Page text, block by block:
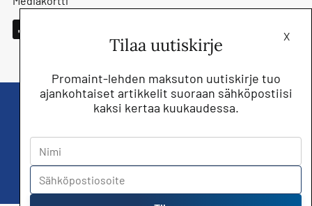
jäsenetujen lisäksi!
X
Tilaa uutiskirje
Promaint-lehden maksuton uutiskirje tuo
ajankohtaiset artikkelit suoraan sähköpostiisi
kaksi kertaa kuukaudessa.